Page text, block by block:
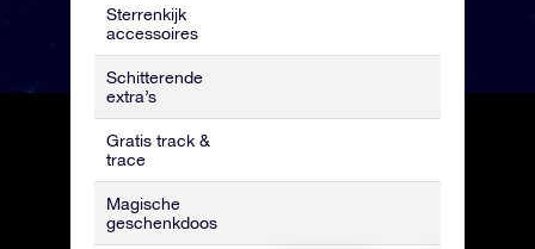
Sterrenkijk
accessoires
Schitterende
extra’s
Gratis track &
trace
Magische
geschenkdoos